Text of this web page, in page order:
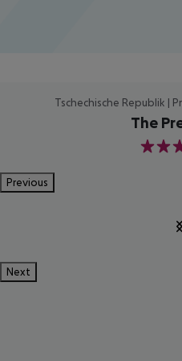
Tschechische Republik |
The
5
Previous
Next